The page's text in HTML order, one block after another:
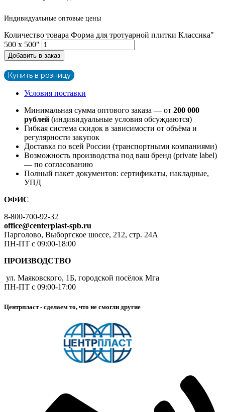
Индивидуальные оптовые цены
Количество товара Форма для тротуарной плитки Классика"
500 х 500"
Добавить в заказ
Купить в розницу
Условия поставки
Минимальная сумма оптового заказа — от 200 000
рублей (индивидуальные условия обсуждаются)
Гибкая система скидок в зависимости от объёма и
регулярности закупок
Доставка по всей России (транспортными компаниями)
Возможность производства под ваш бренд (private label)
— по согласованию
Полный пакет документов: сертификаты, накладные,
УПД
ОФИС
8-800-700-92-32
office@centerplast-spb.ru
Парголово, Выборгское шоссе, 212, стр. 24А
ПН-ПТ с 09:00-18:00
ПРОИЗВОДСТВО
ул. Маяковского, 1Б, городской посёлок Мга
ПН-ПТ с 09:00-17:00
Центрпласт - сделаем то, что не смогли другие